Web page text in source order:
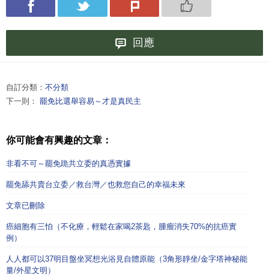
回應
自訂分類： 不分類
下一則： 罷免比選舉容易～才是真民主
你可能會有興趣的文章：
非看不可～罷免跪共立委的真憑實據
罷免舔共賣台立委／救台灣／也救您自己的幸福未來
文章已刪除
癌細胞有三怕（不化療，輕鬆在家喝2茶匙，腫瘤消失70%的抗癌實
例）
人人都可以37明目盤坐冥想光浴見自體原能（3角形靜坐/金字塔神秘能
量/外星文明）